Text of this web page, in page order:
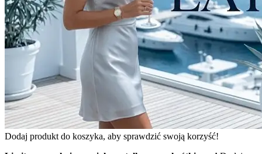
Dodaj produkt do koszyka, aby sprawdzić swoją korzyść!